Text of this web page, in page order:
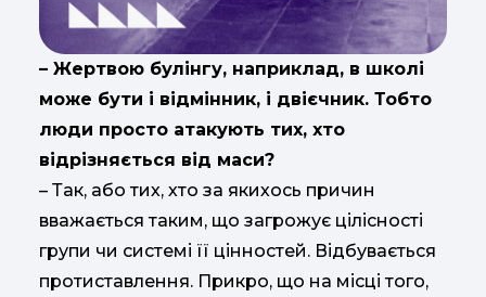
– Жертвою булінгу, наприклад, в школі
може бути і відмінник, і двієчник. Тобто
люди просто атакують тих, хто
відрізняється від маси?
– Так, або тих, хто за якихось причин
вважається таким, що загрожує цілісності
групи чи системі її цінностей. Відбувається
протиставлення. Прикро, що на місці того,